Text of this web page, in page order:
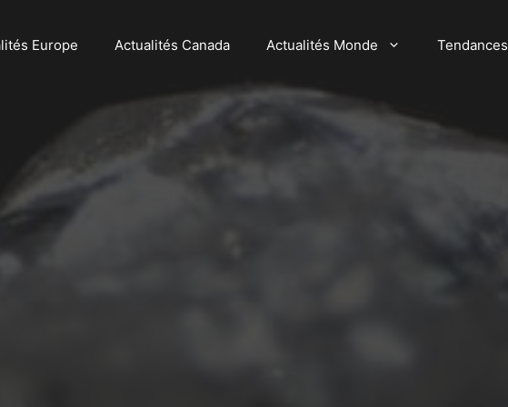
Europe Actualités Canada Actualités Monde Tendances